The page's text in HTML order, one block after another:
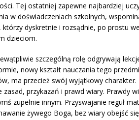
Tej ostatniej zapewne najbardziej
w doświadczeniach szkolnych,
dyskretnie i rozsądnie, po prostu
dzieciom.
szczególną rolę odgrywają
nowy kształt nauczania tego
ma przecież swój wyjątkowy
zasad, przykazań i prawd wiary. Prawdy
zupełnie innym. Przyswajanie reguł
żywego Boga, bez wiary obejść